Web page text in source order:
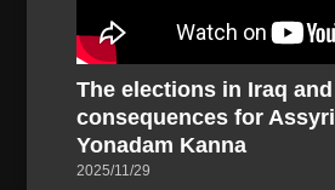
The elections in Iraq and
consequences for
Yonadam Kanna
2025/11/29